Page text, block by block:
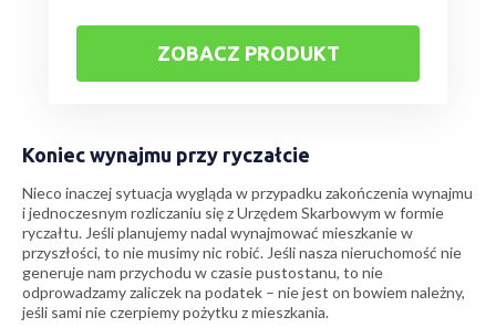
ZOBACZ PRODUKT
Koniec wynajmu przy ryczałcie
Nieco inaczej sytuacja wygląda w przypadku zakończenia wynajmu
i jednoczesnym rozliczaniu się z Urzędem Skarbowym w formie
ryczałtu. Jeśli planujemy nadal wynajmować mieszkanie w
przyszłości, to nie musimy nic robić. Jeśli nasza nieruchomość nie
generuje nam przychodu w czasie pustostanu, to nie
odprowadzamy zaliczek na podatek – nie jest on bowiem należny,
jeśli sami nie czerpiemy pożytku z mieszkania.